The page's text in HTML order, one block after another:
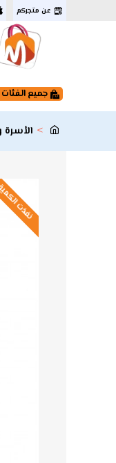
عن متجركم
جميع الفئات
نفذت